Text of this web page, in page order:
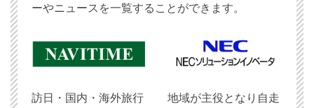
ーやニュースを一覧することができます。
訪日・国内・海外旅行
地域が主役となり自走